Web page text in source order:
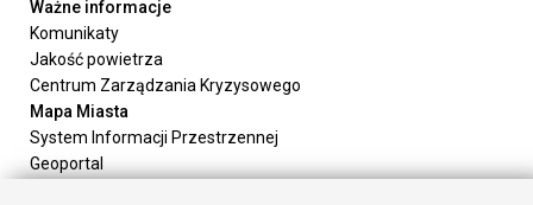
Ważne informacje
Komunikaty
Jakość powietrza
Centrum Zarządzania Kryzysowego
Mapa Miasta
System Informacji Przestrzennej
Geoportal